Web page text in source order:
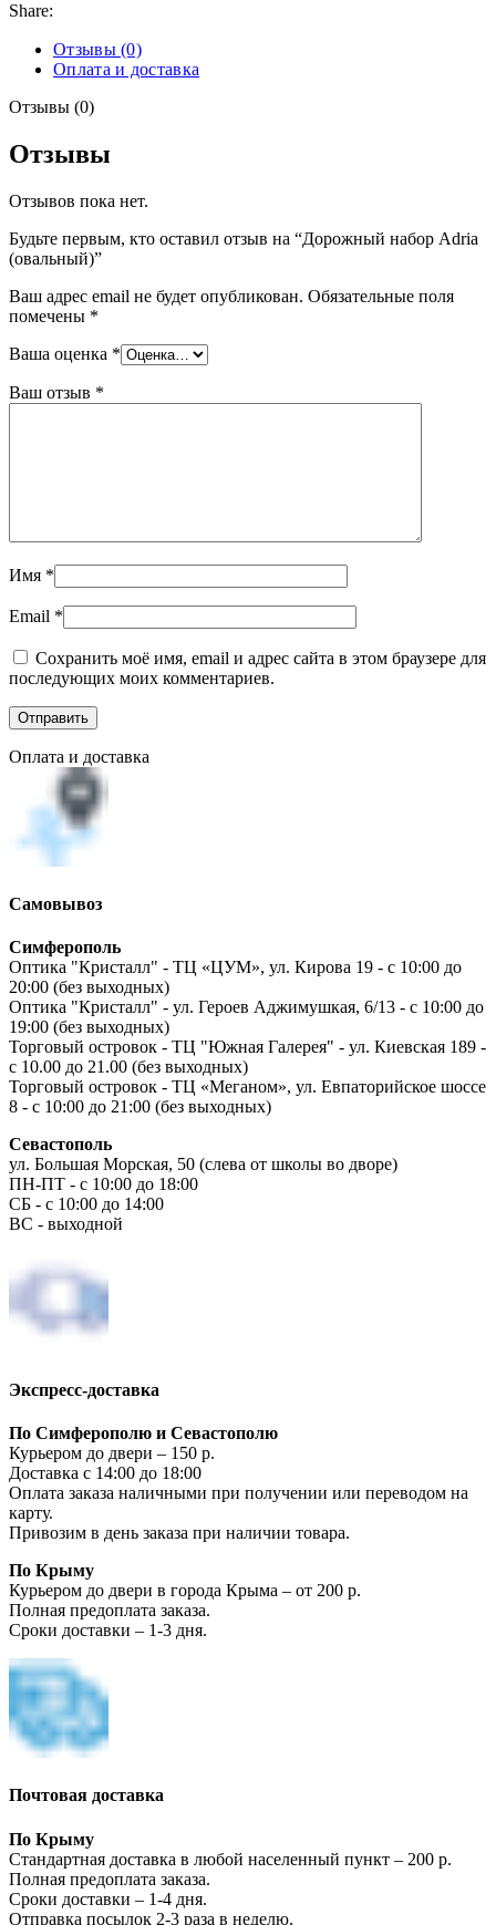
Share:
Отзывы (0)
Оплата и доставка
Отзывы (0)
Отзывы
Отзывов пока нет.
Будьте первым, кто оставил отзыв на “Дорожный набор Adria
(овальный)”
Ваш адрес email не будет опубликован. Обязательные поля
помечены *
Ваша оценка *
Ваш отзыв *
Имя *
Email *
Сохранить моё имя, email и адрес сайта в этом браузере для
последующих моих комментариев.
Оплата и доставка
Самовывоз
Симферополь
Оптика "Кристалл" - ТЦ «ЦУМ», ул. Кирова 19 - с 10:00 до
20:00 (без выходных)
Оптика "Кристалл" - ул. Героев Аджимушкая, 6/13 - с 10:00 до
19:00 (без выходных)
Торговый островок - ТЦ "Южная Галерея" - ул. Киевская 189 -
с 10.00 до 21.00 (без выходных)
Торговый островок - ТЦ «Меганом», ул. Евпаторийское шоссе
8 - с 10:00 до 21:00 (без выходных)
Севастополь
ул. Большая Морская, 50 (слева от школы во дворе)
ПН-ПТ - с 10:00 до 18:00
СБ - с 10:00 до 14:00
ВС - выходной
Экспресс-доставка
По Симферополю и Севастополю
Курьером до двери – 150 р.
Доставка с 14:00 до 18:00
Оплата заказа наличными при получении или переводом на
карту.
Привозим в день заказа при наличии товара.
По Крыму
Курьером до двери в города Крыма – от 200 р.
Полная предоплата заказа.
Сроки доставки – 1-3 дня.
Почтовая доставка
По Крыму
Стандартная доставка в любой населенный пункт – 200 р.
Полная предоплата заказа.
Сроки доставки – 1-4 дня.
Отправка посылок 2-3 раза в неделю.